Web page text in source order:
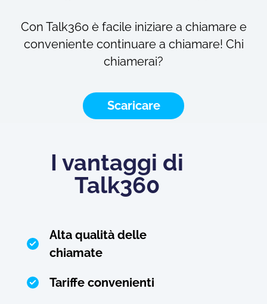
Con Talk360 è facile iniziare a chiamare e
conveniente continuare a chiamare! Chi
chiamerai?
Scaricare
I vantaggi di
Talk360
Alta qualità delle
chiamate
Tariffe convenienti